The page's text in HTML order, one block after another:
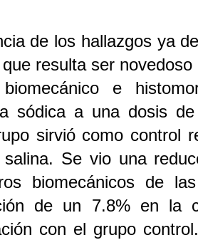
de los hallazgos ya
resulta ser
biomecánico e
sódica a una dosis
sirvió como control
salina. Se vio una
biomecánicos de
de un 7.8% en la
con el grupo